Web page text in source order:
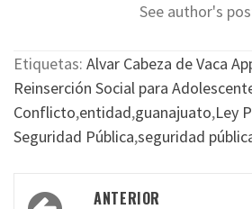
See author's
Etiquetas: Alvar Cabeza de Vaca
Reinserción Social para
Conflicto,entidad,guanajuato,Ley
Seguridad Pública,seguridad
Navegación
ANTERIOR